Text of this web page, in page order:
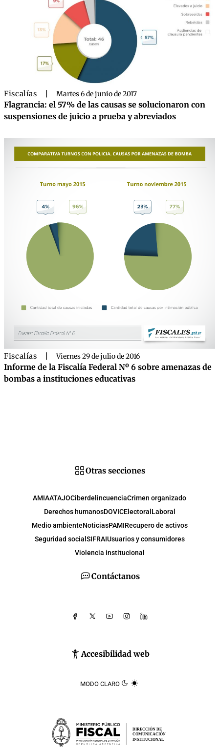
Fiscalías Martes 6 de junio de 2017
Flagrancia: el 57% de las causas se solucionaron con
suspensiones de juicio a prueba y abreviados
Fiscalías Viernes 29 de julio de 2016
Informe de la Fiscalía Federal Nº 6 sobre amenazas de
bombas a instituciones educativas
Contáctanos
Accesibilidad web
MODO CLARO
Otras secciones
AMIAATAJOCiberdelincuenciaCrimen organizado
Derechos humanosDOVICElectoral Laboral
Medio ambienteNoticiasPAMIRecupero de activos
Seguridad social SIFRAIUsuarios y consumidores
Violencia institucional
DIRECCIÓN DE
COMUNICACIÓN
INSTITUCIONAL